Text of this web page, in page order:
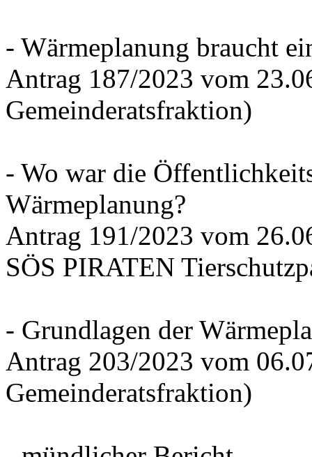
- Wärmeplanung braucht
Antrag 187/2023 vom
Gemeinderatsfraktion)
- Wo war die
Wärmeplanung?
Antrag 191/2023 vom
SÖS PIRATEN
- Grundlagen der
Antrag 203/2023 vom
Gemeinderatsfraktion)